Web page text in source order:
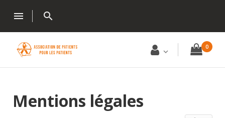
menu search
0
Mentions légales